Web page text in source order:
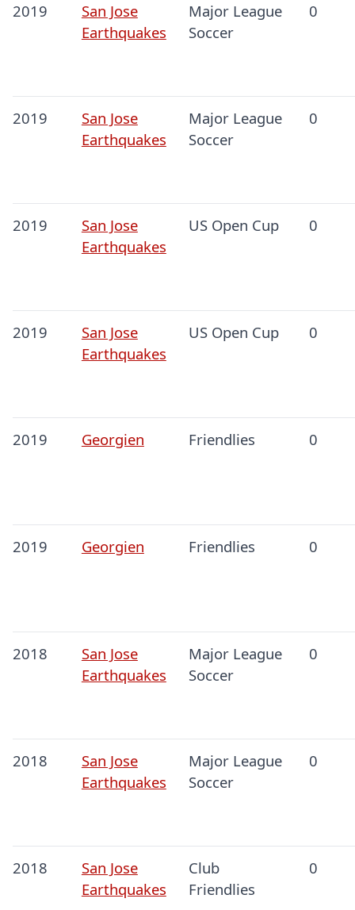
2019
San Jose
Earthquakes
Major League
Soccer
0
2019
San Jose
Earthquakes
Major League
Soccer
0
2019
San Jose
Earthquakes
US Open Cup 0
2019
San Jose
Earthquakes
US Open Cup 0
2019 Georgien Friendlies 0
2019 Georgien Friendlies 0
2018
San Jose
Earthquakes
Major League
Soccer
0
2018
San Jose
Earthquakes
Major League
Soccer
0
2018
San Jose
Earthquakes
Club
Friendlies
0